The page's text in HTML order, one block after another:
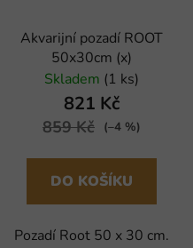
Akvarijní pozadí ROOT
50x30cm (x)
Skladem (1 ks)
821 Kč
859 Kč (–4 %)
DO KOŠÍKU
Pozadí Root 50 x 30 cm.